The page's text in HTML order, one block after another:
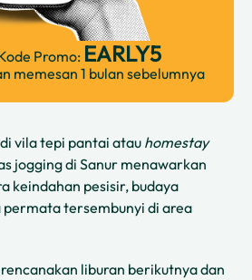
Promo: EARLY5
memesan 1 bulan sebelumnya
vila tepi pantai atau homestay
jogging di Sanur menawarkan
keindahan pesisir, budaya
tersembunyi di area
liburan berikutnya dan